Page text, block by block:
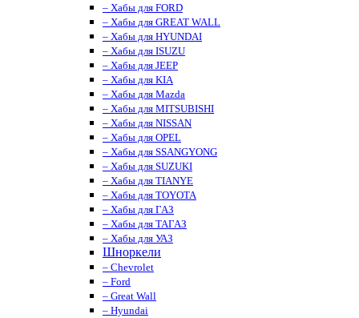
– Хабы для FORD
– Хабы для GREAT WALL
– Хабы для HYUNDAI
– Хабы для ISUZU
– Хабы для JEEP
– Хабы для KIA
– Хабы для Mazda
– Хабы для MITSUBISHI
– Хабы для NISSAN
– Хабы для OPEL
– Хабы для SSANGYONG
– Хабы для SUZUKI
– Хабы для TIANYE
– Хабы для TOYOTA
– Хабы для ГАЗ
– Хабы для ТАГАЗ
– Хабы для УАЗ
Шноркели
– Chevrolet
– Ford
– Great Wall
– Hyundai